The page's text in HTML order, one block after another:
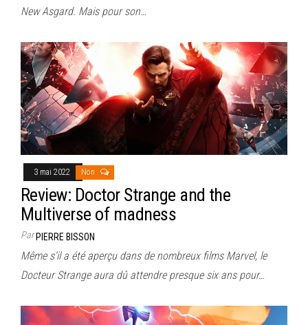
New Asgard. Mais pour son…
3 mai 2022 Non
Review: Doctor Strange and the
Multiverse of madness
ParPIERRE BISSON
Même s’il a été aperçu dans de nombreux films Marvel, le
Docteur Strange aura dû attendre presque six ans pour…